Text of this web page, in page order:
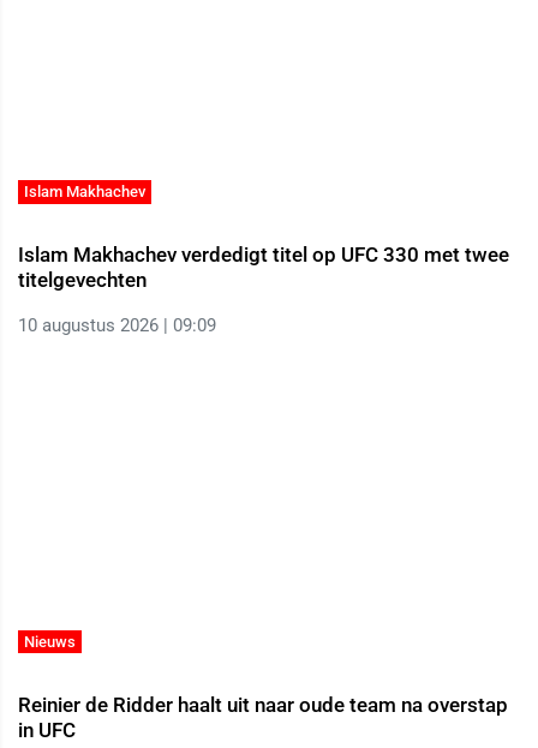
Islam Makhachev
Islam Makhachev verdedigt titel op UFC 330 met twee
titelgevechten
10 augustus 2026 | 09:09
Nieuws
Reinier de Ridder haalt uit naar oude team na overstap
in UFC